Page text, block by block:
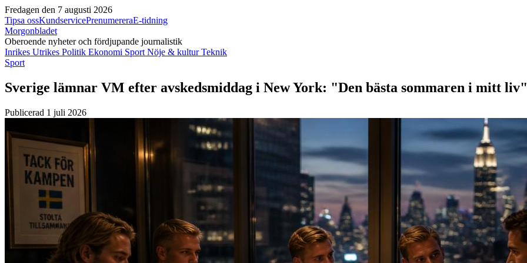
Fredagen den 7 augusti 2026
Tipsa ossKundservicePrenumereraE-tidning
Morgonbladet
Oberoende nyheter och fördjupande journalistik
Inrikes Utrikes Politik Ekonomi Sport Nöje & kulturTeknik
Sport
Sverige lämnar VM efter avskedsmiddag i New York: "Den bästa sommaren i mitt liv"
Publicerad 1 juli 2026